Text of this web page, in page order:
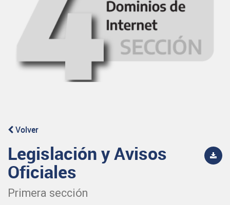
Volver
Legislación y Avisos
Oficiales
Primera sección